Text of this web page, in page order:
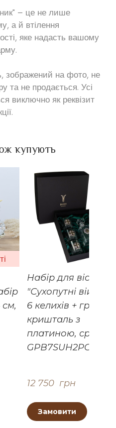
– це не лише
а й втілення
яке надасть вашому
зображений на фото, не
та не продається. Усі
виключно як реквізит
купують
Набір для віскі
"Сухопутні
6 келихів + графін,
кришталь з
платиною, срібло,
GPB7SUH2PGD
12 750  грн
Замовити